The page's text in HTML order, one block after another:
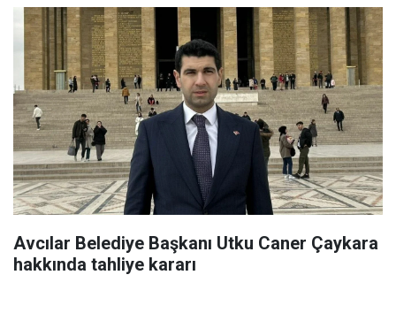
Avcılar Belediye Başkanı Utku Caner Çaykara
hakkında tahliye kararı